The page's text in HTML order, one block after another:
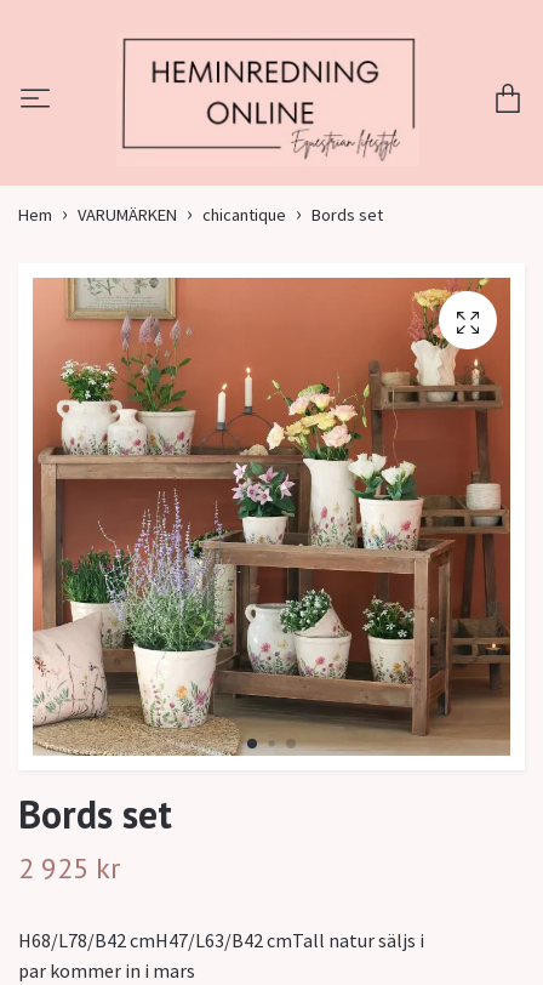
Hem VARUMÄRKEN chicantique Bords set
Bords set
2 925 kr
H68/L78/B42 cmH47/L63/B42 cmTall natur säljs i
par kommer in i mars